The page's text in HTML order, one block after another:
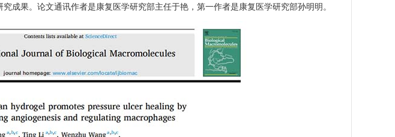
成果。论文通讯作者是康复医学研究部主任于艳，第一作者是康复医学研究部孙明明。